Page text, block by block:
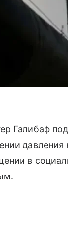
Галибаф
давления
в